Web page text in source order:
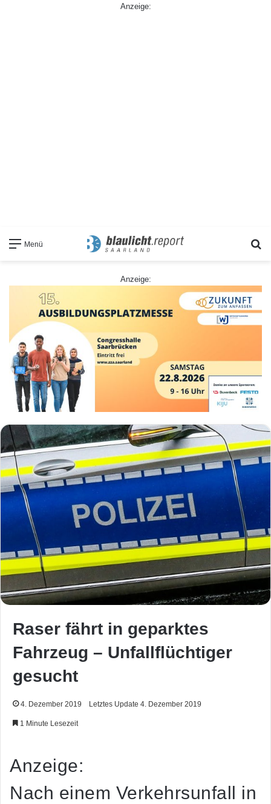
Anzeige:
Menü
Anzeige:
Raser fährt in geparktes
Fahrzeug – Unfallflüchtiger
gesucht
4. Dezember 2019 Letztes Update 4. Dezember 2019
1 Minute Lesezeit
Anzeige:
Nach einem Verkehrsunfall in